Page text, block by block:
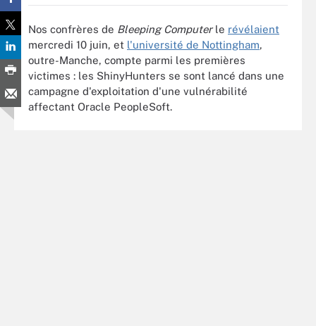
Nos confrères de Bleeping Computerle révélaient
mercredi 10 juin, et l'université de Nottingham,
outre-Manche, compte parmi les premières
victimes : les ShinyHunters se sont lancé dans une
campagne d'exploitation d'une vulnérabilité
affectant Oracle PeopleSoft.